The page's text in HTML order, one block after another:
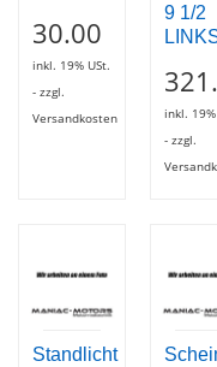
30.00
inkl. 19% USt.
- zzgl.
Versandkosten
9 1/2
inkl. 19%
- zzgl.
Standlicht